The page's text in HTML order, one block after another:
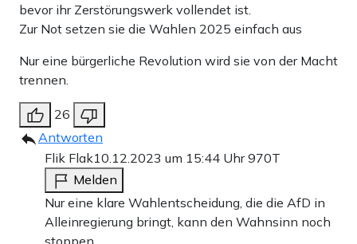
bevor ihr Zerstörungswerk vollendet ist.
Zur Not setzen sie die Wahlen 2025 einfach aus
Nur eine bürgerliche Revolution wird sie von der Macht
trennen.
26
Antworten
Flik Flak10.12.2023 um 15:44 Uhr970T
Melden
Nur eine klare Wahlentscheidung, die die AfD in
Alleinregierung bringt, kann den Wahnsinn noch